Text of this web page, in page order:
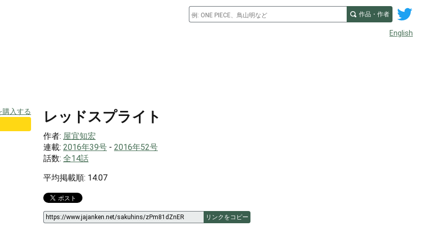
作品・作者
English
レッドスプライト
作者: 屋宜知宏
連載: 2016年39号 - 2016年52号
話数: 全14話
平均掲載順: 14.07
リンクをコピー